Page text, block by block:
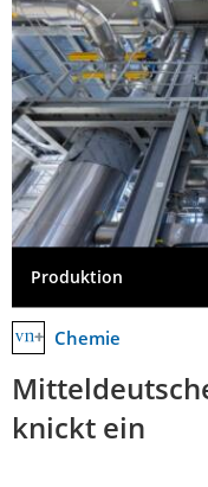
Produktion
Chemie
knickt ein